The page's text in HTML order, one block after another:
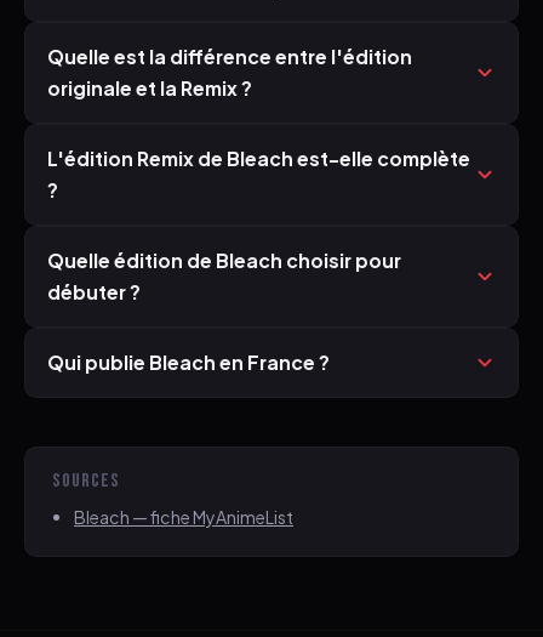
Quelle est la différence entre l'édition
originale et la Remix ?
L'édition Remix de Bleach est-elle complète
?
Quelle édition de Bleach choisir pour
débuter ?
Qui publie Bleach en France ?
SOURCES
Bleach — fiche MyAnimeList